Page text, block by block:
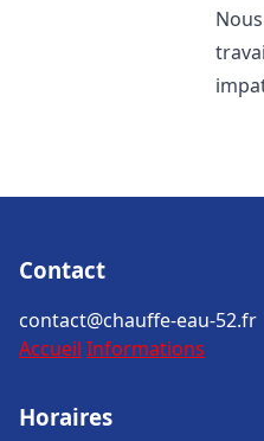
Contact
contact@chauffe-eau-52.fr
Accueil Informations
Horaires